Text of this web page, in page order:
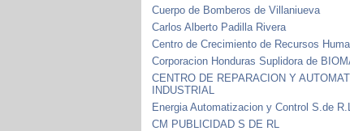
Cuerpo de Bomberos de Villaniueva
Carlos Alberto Padilla Rivera
Centro de Crecimiento de Recursos
Corporacion Honduras Suplidora de
CENTRO DE REPARACION Y
INDUSTRIAL
Energia Automatizacion y Control S.de R.L.
CM PUBLICIDAD S DE RL